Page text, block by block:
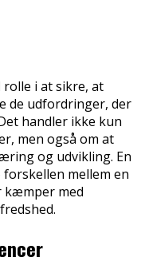
rolle i at sikre, at
de udfordringer, der
handler ikke kun
men også om at
og udvikling. En
mellem en
kæmper med